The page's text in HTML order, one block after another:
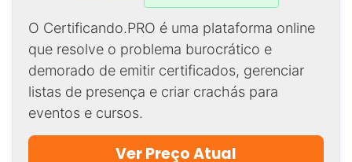
O Certificando.PRO é uma plataforma online
que resolve o problema burocrático e
demorado de emitir certificados, gerenciar
listas de presença e criar crachás para
eventos e cursos.
Ver Preço Atual